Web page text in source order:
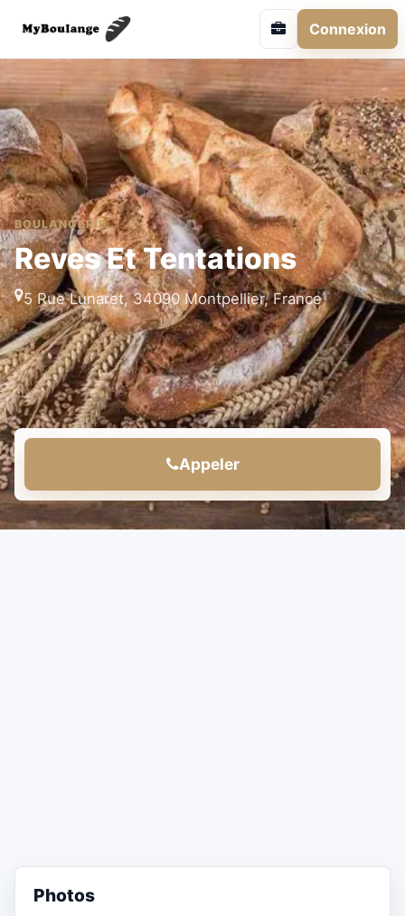
Connexion
BOULANGERIE
Reves Et Tentations
5 Rue Lunaret, 34090 Montpellier, France
Appeler
Photos